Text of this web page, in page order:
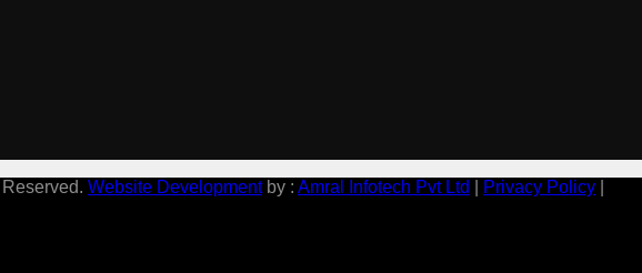
Website Developmentby : Amral Infotech Pvt Ltd Privacy Policy